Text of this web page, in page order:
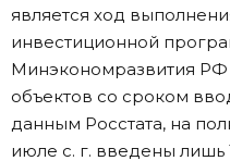
является ход
инвестиционной
Минэкономразвития РФ
объектов со сроком
данным Росстата, на
июле с. г. введены лишь